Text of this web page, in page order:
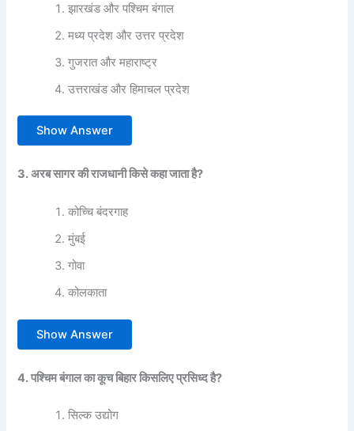
झारखंड और पश्चिम बंगाल
मध्य प्रदेश और उत्तर प्रदेश
गुजरात और महाराष्ट्र
उत्तराखंड और हिमाचल प्रदेश
Show Answer
3. अरब सागर की राजधानी किसे कहा जाता है?
कोच्चि बंदरगाह
मुंबई
गोवा
कोलकाता
Show Answer
4. पश्चिम बंगाल का कूच बिहार किसलिए प्रसिध्द है?
सिल्क उद्योग